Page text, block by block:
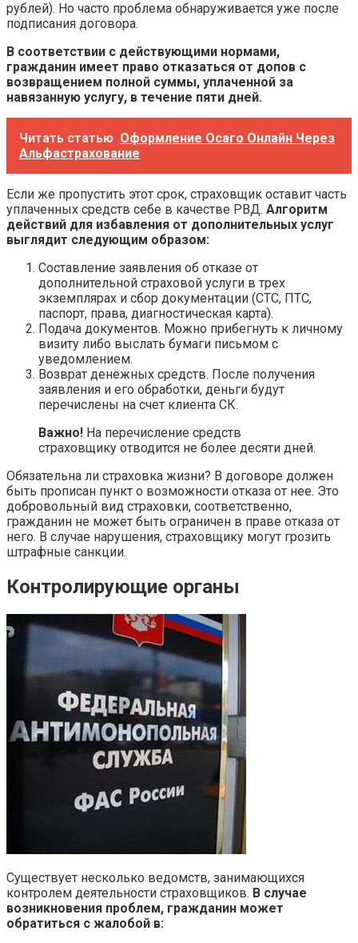
рублей). Но часто проблема обнаруживается уже после
подписания договора.
В соответствии с действующими нормами,
гражданин имеет право отказаться от допов с
возвращением полной суммы, уплаченной за
навязанную услугу, в течение пяти дней.
Читать статью Оформление Осаго Онлайн Через
Альфастрахование
Если же пропустить этот срок, страховщик оставит часть
уплаченных средств себе в качестве РВД. Алгоритм
действий для избавления от дополнительных услуг
выглядит следующим образом:
Составление заявления об отказе от
дополнительной страховой услуги в трех
экземплярах и сбор документации (СТС, ПТС,
паспорт, права, диагностическая карта).
Подача документов. Можно прибегнуть к личному
визиту либо выслать бумаги письмом с
уведомлением.
Возврат денежных средств. После получения
заявления и его обработки, деньги будут
перечислены на счет клиента СК.
Важно! На перечисление средств
страховщику отводится не более десяти дней.
Обязательна ли страховка жизни? В договоре должен
быть прописан пункт о возможности отказа от нее. Это
добровольный вид страховки, соответственно,
гражданин не может быть ограничен в праве отказа от
него. В случае нарушения, страховщику могут грозить
штрафные санкции.
Контролирующие органы
Существует несколько ведомств, занимающихся
контролем деятельности страховщиков. В случае
возникновения проблем, гражданин может
обратиться с жалобой в: